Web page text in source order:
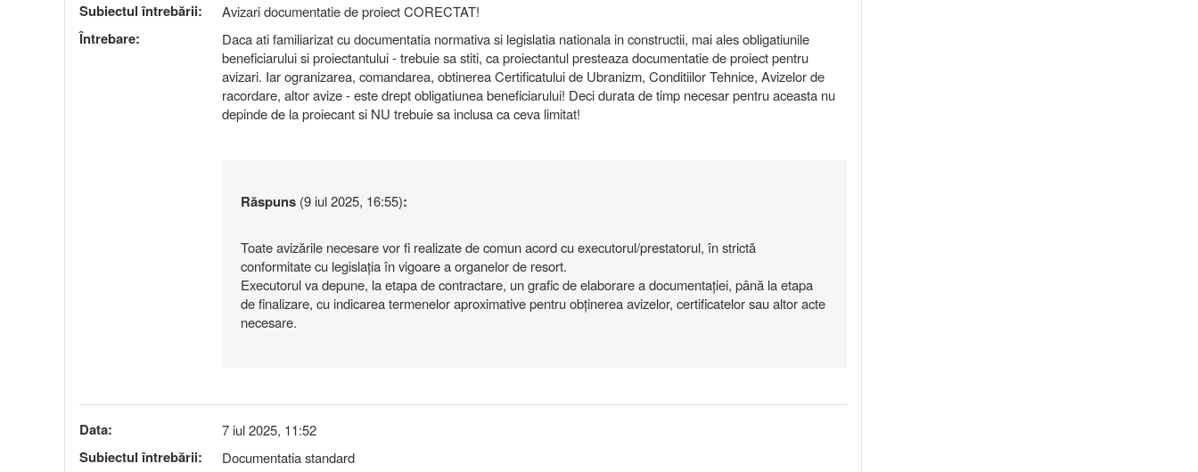
Subiectul întrebării: Avizari documentatie de proiect CORECTAT!
Întrebare:
Daca ati familiarizat cu documentatia normativa si legislatia nationala in constructii, mai ales obligatiunile
beneficiarului si proiectantului - trebuie sa stiti, ca proiectantul presteaza documentatie de proiect pentru
avizari. Iar ogranizarea, comandarea, obtinerea Certificatului de Ubranizm, Conditiilor Tehnice, Avizelor de
racordare, altor avize - este drept obligatiunea beneficiarului! Deci durata de timp necesar pentru aceasta nu
depinde de la proiecant si NU trebuie sa inclusa ca ceva limitat!
Răspuns (9 iul 2025, 16:55):
Toate avizările necesare vor fi realizate de comun acord cu executorul/prestatorul, în strictă
conformitate cu legislația în vigoare a organelor de resort.
Executorul va depune, la etapa de contractare, un grafic de elaborare a documentației, până la etapa
de finalizare, cu indicarea termenelor aproximative pentru obținerea avizelor, certificatelor sau altor acte
necesare.
Data: 7 iul 2025, 11:52
Subiectul întrebării: Documentatia standard